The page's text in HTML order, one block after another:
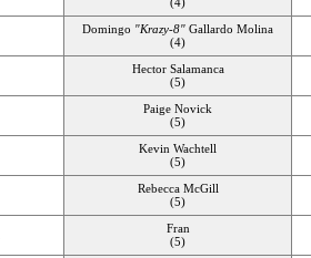
Domingo "Krazy-8" Gallardo Molina
(4)
Hector Salamanca
(5)
Paige Novick
(5)
Kevin Wachtell
(5)
Rebecca McGill
(5)
Fran
(5)